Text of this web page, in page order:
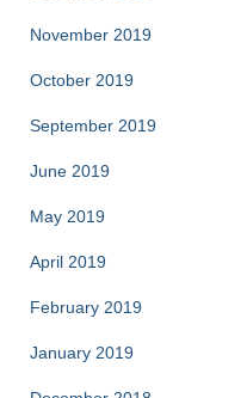
November 2019
October 2019
September 2019
June 2019
May 2019
April 2019
February 2019
January 2019